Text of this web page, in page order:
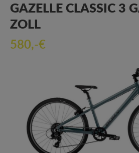
GAZELLE CLASSIC 3
ZOLL
580,-€